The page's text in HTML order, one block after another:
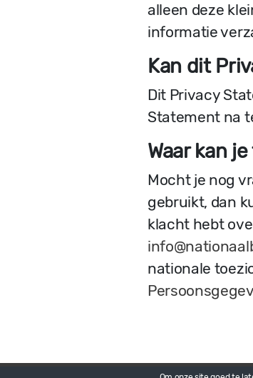
alleen deze
informatie
Kan dit
Dit Privacy
Statement na
Waar kan
Mocht je nog
gebruikt, dan
klacht hebt
nationale
Payrollofferte aanvraag voor